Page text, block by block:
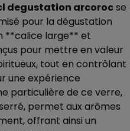
degustation arcorocse
pour la dégustation
**calice large** et
pour mettre en valeur
tout en contrôlant
une expérience
particulière de ce verre,
permet aux arômes
offrant ainsi un